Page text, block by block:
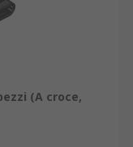
(A croce,